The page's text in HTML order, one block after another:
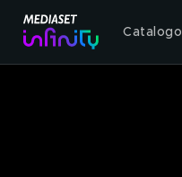
Catalogo